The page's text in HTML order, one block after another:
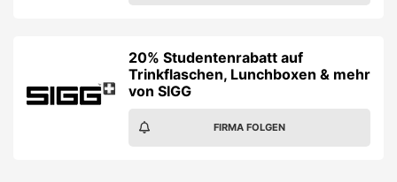
20% Studentenrabatt auf
Trinkflaschen, Lunchboxen & mehr
von SIGG
FIRMA FOLGEN